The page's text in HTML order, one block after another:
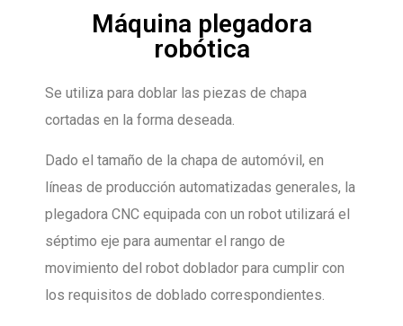
Máquina plegadora
robótica
Se utiliza para doblar las piezas de chapa
cortadas en la forma deseada.
Dado el tamaño de la chapa de automóvil, en
líneas de producción automatizadas generales, la
plegadora CNC equipada con un robot utilizará el
séptimo eje para aumentar el rango de
movimiento del robot doblador para cumplir con
los requisitos de doblado correspondientes.